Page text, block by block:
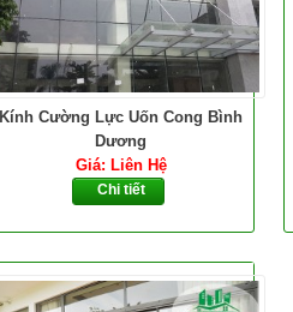
Kính Cường Lực Uốn Cong Bình
Dương
Giá: Liên Hệ
Chi tiết